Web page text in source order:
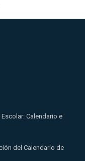
Calendario e
del Calendario de